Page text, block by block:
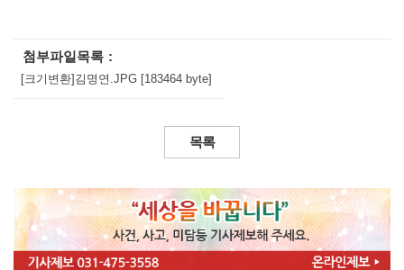
첨부파일목록
[크기변환]김명연.JPG [183464 byte]
목록